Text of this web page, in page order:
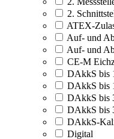
2.
ATEX-
Auf- und
Auf- und
CE-M
DAkkS bis
DAkkS bis
DAkkS bis
DAkkS bis
DAkkS-
Digital